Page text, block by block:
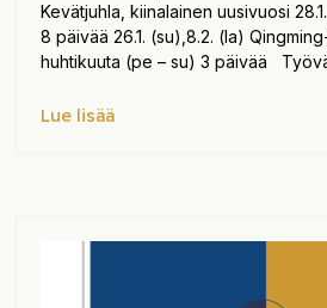
Kevätjuhla, kiinalainen uusivuosi
8 päivää 26.1. (su),8.2. (la)
huhtikuuta (pe – su) 3 päivää
Lue lisää